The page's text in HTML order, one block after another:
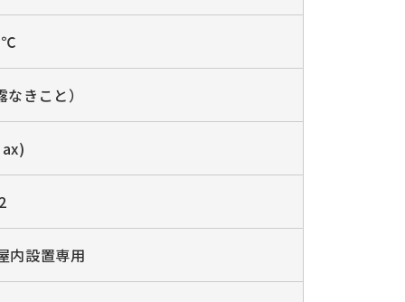
きこと）
設置専用